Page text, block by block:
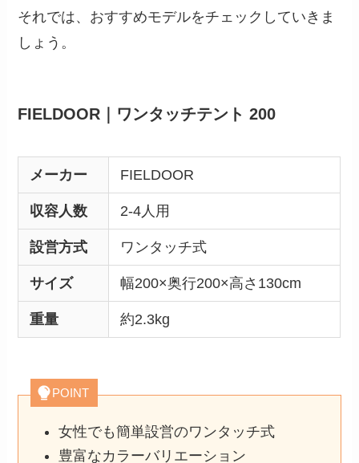
それでは、おすすめモデルをチェックしていきま
しょう。
FIELDOOR｜ワンタッチテント 200
メーカー FIELDOOR
収容人数 2-4人用
設営方式 ワンタッチ式
サイズ 幅200×奥行200×高さ130cm
重量 約2.3kg
POINT
女性でも簡単設営のワンタッチ式
豊富なカラーバリエーション